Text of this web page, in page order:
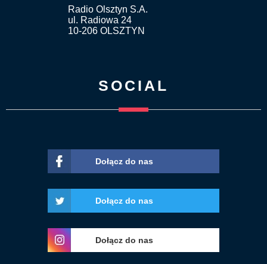
Radio Olsztyn S.A.
ul. Radiowa 24
10-206 OLSZTYN
SOCIAL
Dołącz do nas
Dołącz do nas
Dołącz do nas